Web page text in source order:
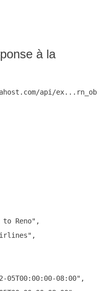
à la
api/
to Reno",
05T00:00:00-08:00",